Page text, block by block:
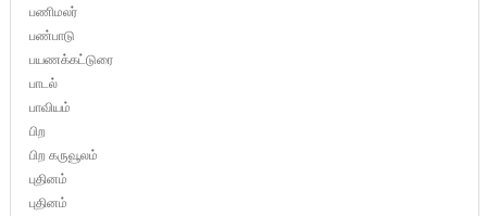
பணிமலர்
பண்பாடு
பயணக்கட்டுரை
பாடல்
பாவியம்
பிற
பிற கருவூலம்
புதினம்
புதினம்